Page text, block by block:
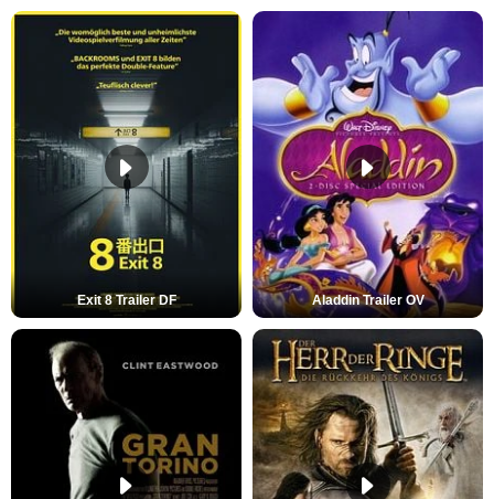
Exit 8 Trailer DF Aladdin Trailer OV